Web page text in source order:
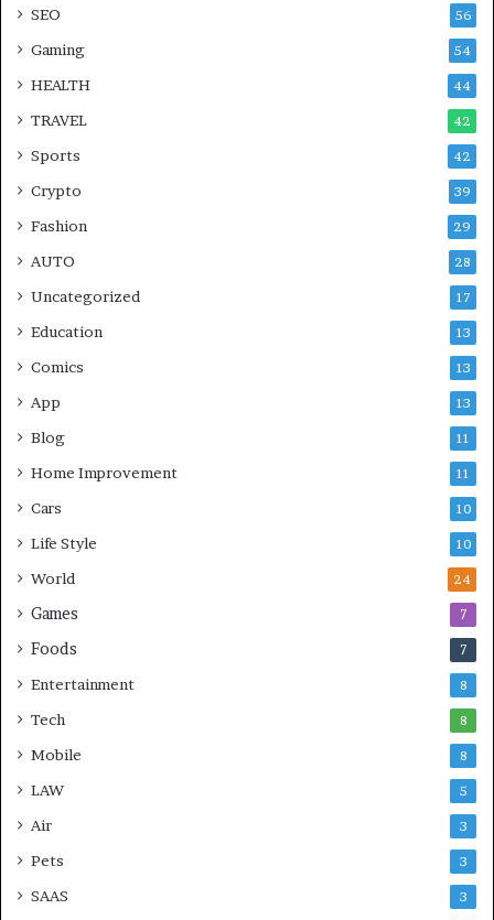
SEO 56
Gaming 54
HEALTH 44
TRAVEL 42
Sports 42
Crypto 39
Fashion 29
AUTO 28
Uncategorized 17
Education 13
Comics 13
App 13
Blog 11
Home Improvement 11
Cars 10
Life Style 10
World 24
Games 7
Foods 7
Entertainment 8
Tech 8
Mobile 8
LAW 5
Air 3
Pets 3
SAAS 3